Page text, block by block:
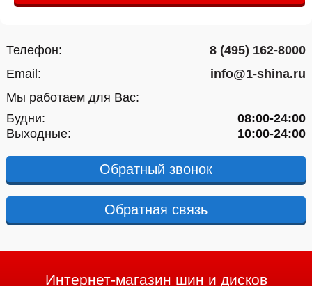
Телефон:
8 (495) 162-8000
Email:
info@1-shina.ru
Мы работаем для Вас:
Будни:
08:00-24:00
Выходные:
10:00-24:00
Обратный звонок
Обратная связь
Интернет-магазин шин и дисков